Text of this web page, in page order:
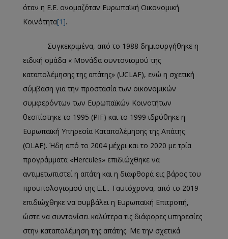
όταν η Ε.Ε. ονομαζόταν Ευρωπαϊκή Οικονομική
Κοινότητα[1].
Συγκεκριμένα, από το 1988 δημιουργήθηκε η
ειδική ομάδα « Μονάδα συντονισμού της
καταπολέμησης της απάτης» (UCLAF), ενώ η σχετική
σύμβαση για την προστασία των οικονομικών
συμφερόντων των Ευρωπαϊκών Κοινοτήτων
θεσπίστηκε το 1995 (PIF) και το 1999 ιδρύθηκε η
Ευρωπαϊκή Υπηρεσία Καταπολέμησης της Απάτης
(OLAF). Ήδη από το 2004 μέχρι και το 2020 με τρία
προγράμματα «Hercules» επιδιώχθηκε να
αντιμετωπιστεί η απάτη και η διαφθορά εις βάρος του
προϋπολογισμού της Ε.Ε.. Ταυτόχρονα, από το 2019
επιδιώχθηκε να συμβάλει η Ευρωπαϊκή Επιτροπή,
ώστε να συντονίσει καλύτερα τις διάφορες υπηρεσίες
στην καταπολέμηση της απάτης. Με την σχετικά